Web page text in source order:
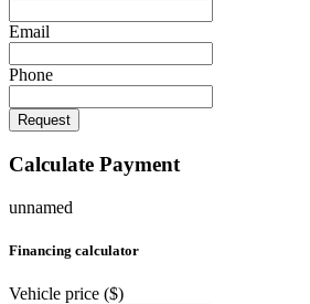
Email
Phone
Request
Calculate Payment
unnamed
Financing calculator
Vehicle price ($)